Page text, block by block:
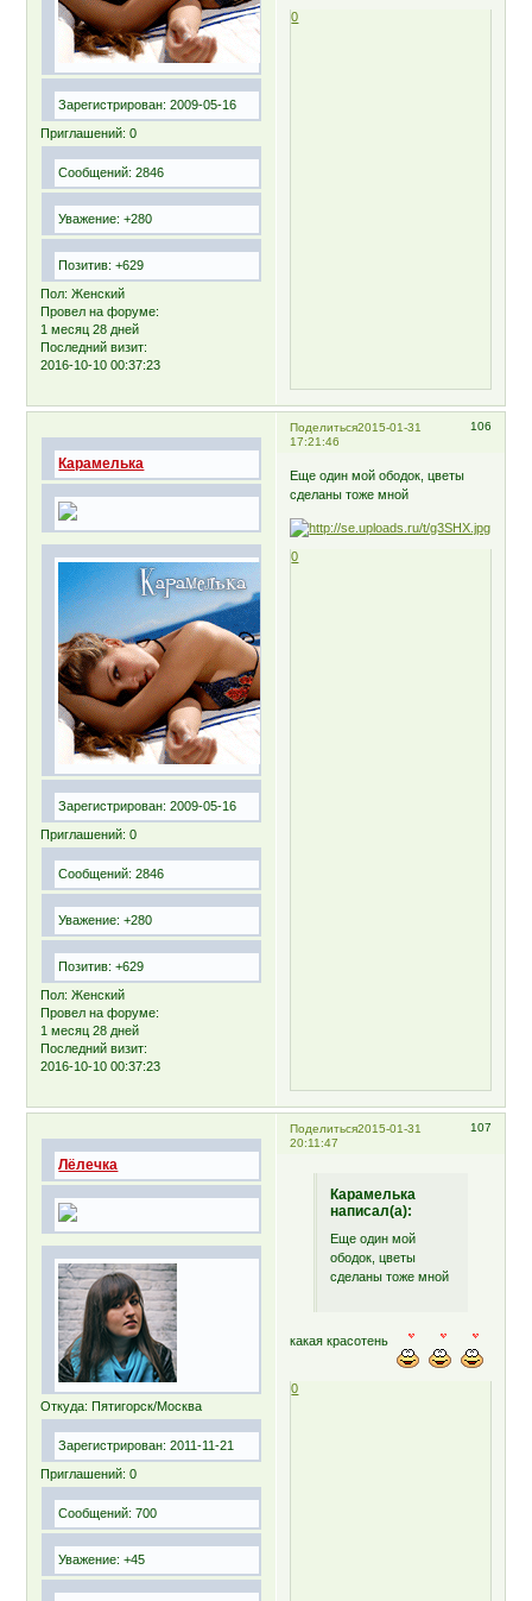
Зарегистрирован: 2009-05-16
Приглашений: 0
Сообщений: 2846
Уважение: +280
Позитив: +629
Пол: Женский
Провел на форуме:
1 месяц 28 дней
Последний визит:
2016-10-10 00:37:23
0
Поделиться 106
2015-01-31
17:21:46
Карамелька
Зарегистрирован: 2009-05-16
Приглашений: 0
Сообщений: 2846
Уважение: +280
Позитив: +629
Пол: Женский
Провел на форуме:
1 месяц 28 дней
Последний визит:
2016-10-10 00:37:23
Еще один мой ободок, цветы
сделаны тоже мной
0
Поделиться 107
2015-01-31
20:11:47
Лёлечка
Откуда: Пятигорск/Москва
Зарегистрирован: 2011-11-21
Приглашений: 0
Сообщений: 700
Уважение: +45
Карамелька
написал(а):
Еще один мой
ободок, цветы
сделаны тоже мной
какая красотень
0